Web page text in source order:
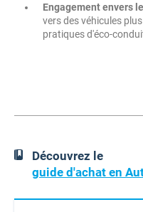
Engagement envers
vers des véhicules
pratiques d'éco-
Découvrez le
guide d'achat en